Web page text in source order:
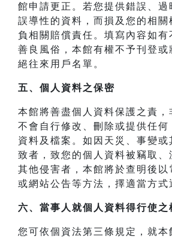
館申請更正。若您提供錯誤、過
誤導性的資料，而損及您的相關
負相關賠償責任。填寫內容如有
善良風俗，本館有權不予刊登或
絕往來用戶名單。
五、個人資料之保密
本館將善盡個人資料保護之責，
不會自行修改、刪除或提供任何
資料及檔案。如因天災、事變或
致者，致您的個人資料被竊取、
其他侵害者，本館將於查明後以
或網站公告等方法，擇適當方式
六、當事人就個人資料得行使之
您可依個資法第三條規定，就本